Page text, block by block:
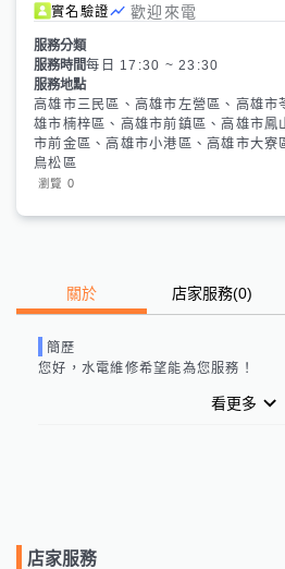
實名驗證 歡迎來電
服務分類
服務時間每日 17:30 ~ 23:30
服務地點
高雄市三民區、高雄市左營區、高雄市
雄市楠梓區、高雄市前鎮區、高雄市鳳
市前金區、高雄市小港區、高雄市大寮
鳥松區
瀏覽 0
關於 店家服務(0)
簡歷
您好，水電維修希望能為您服務！
看更多
店家服務